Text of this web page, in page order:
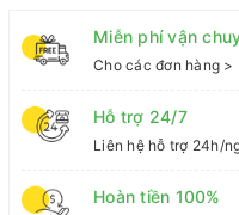
Miễn phí vận
Cho các đơn hàng >
Hỗ trợ 24/7
Liên hệ hỗ trợ 24h/
Hoàn tiền 100%